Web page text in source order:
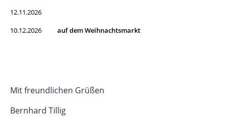
12.11.2026
10.12.2026 auf dem Weihnachtsmarkt
Mit freundlichen Grüßen
Bernhard Tillig